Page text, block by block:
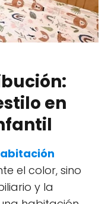
en
el color, sino
y la